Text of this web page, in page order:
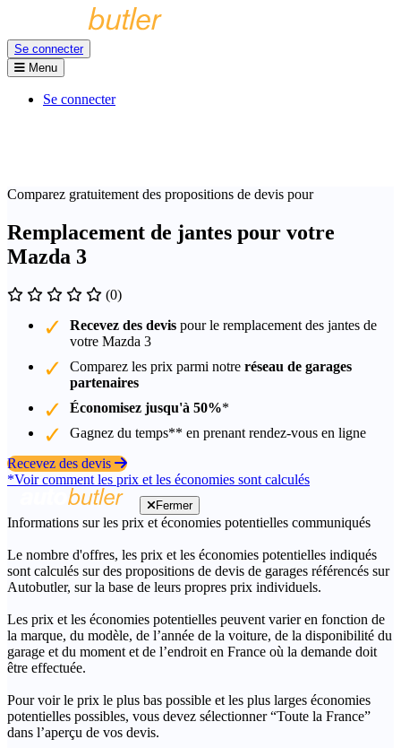
Se connecter
Menu
Se connecter
Comparez gratuitement des propositions de devis pour
Remplacement de jantes pour votre
Mazda 3
(0)
Recevez des devis pour le remplacement des jantes de
votre Mazda 3
Comparez les prix parmi notre réseau de garages
partenaires
Économisez jusqu'à 50%*
Gagnez du temps** en prenant rendez-vous en ligne
Recevez des devis
*Voir comment les prix et les économies sont calculés
Fermer
Informations sur les prix et économies potentielles communiqués
Le nombre d'offres, les prix et les économies potentielles indiqués
sont calculés sur des propositions de devis de garages référencés sur
Autobutler, sur la base de leurs propres prix individuels.
Les prix et les économies potentielles peuvent varier en fonction de
la marque, du modèle, de l’année de la voiture, de la disponibilité du
garage et du moment et de l’endroit en France où la demande doit
être effectuée.
Pour voir le prix le plus bas possible et les plus larges économies
potentielles possibles, vous devez sélectionner “Toute la France”
dans l’aperçu de vos devis.